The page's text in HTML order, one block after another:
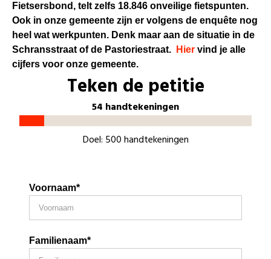
Fietsersbond, telt zelfs 18.846 onveilige fietspunten.
Ook in onze gemeente zijn er volgens de enquête nog
heel wat werkpunten. Denk maar aan de situatie in de
Schransstraat of de Pastoriestraat.
Hier vind je alle
cijfers voor onze gemeente.
Teken de petitie
54 handtekeningen
Doel: 500 handtekeningen
Voornaam*
Familienaam*